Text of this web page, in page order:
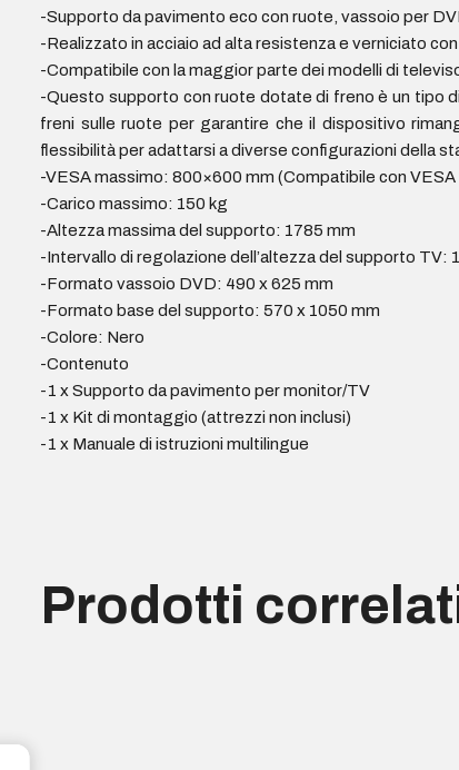
-Supporto da pavimento eco con ruote, vassoio per
-Realizzato in acciaio ad alta resistenza e verniciato
-Compatibile con la maggior parte dei modelli di
-Questo supporto con ruote dotate di freno è un tipo
freni sulle ruote per garantire che il dispositivo
flessibilità per adattarsi a diverse configurazioni della
-VESA massimo: 800×600 mm (Compatibile con
-Carico massimo: 150 kg
-Altezza massima del supporto: 1785 mm
-Intervallo di regolazione dell’altezza del supporto TV:
-Formato vassoio DVD: 490 x 625 mm
-Formato base del supporto: 570 x 1050 mm
-Colore: Nero
-Contenuto
-1 x Supporto da pavimento per monitor/TV
-1 x Kit di montaggio (attrezzi non inclusi)
-1 x Manuale di istruzioni multilingue
Prodotti